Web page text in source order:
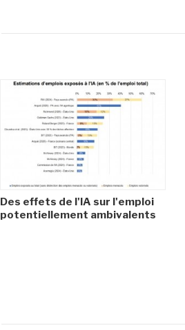
Des effets de l'IA sur l'emploi
potentiellement ambivalents